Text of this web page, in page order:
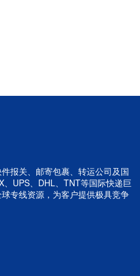
报关、邮寄包裹、转运公司及国
UPS、DHL、TNT等国际快递巨
专线资源，为客户提供极具竞争